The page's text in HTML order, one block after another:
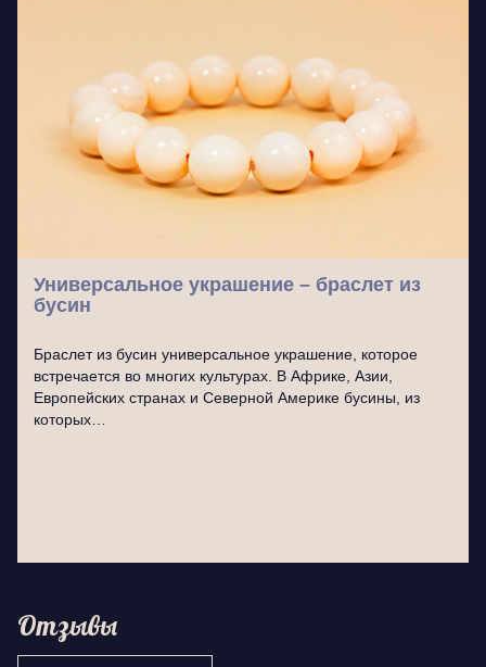
Универсальное украшение – браслет из
бусин
Браслет из бусин универсальное украшение, которое
встречается во многих культурах. В Африке, Азии,
Европейских странах и Северной Америке бусины, из
которых…
Отзывы